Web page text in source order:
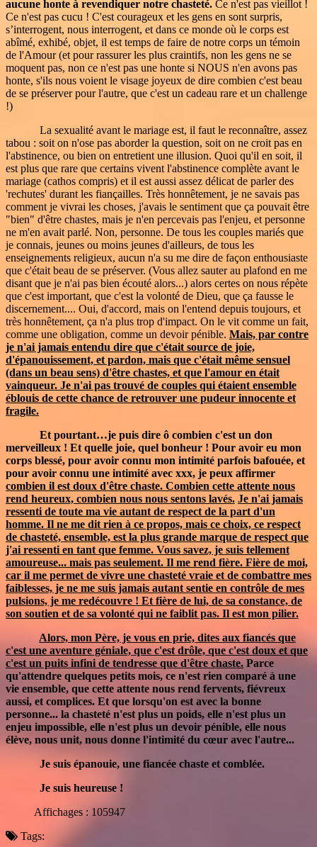
aucune honte à revendiquer notre chasteté. Ce n'est pas vieillot !
Ce n'est pas cucu ! C'est courageux et les gens en sont surpris,
s’interrogent, nous interrogent, et dans ce monde où le corps est
abîmé, exhibé, objet, il est temps de faire de notre corps un témoin
de l'Amour (et pour rassurer les plus craintifs, non les gens ne se
moquent pas, non ce n'est pas une honte si NOUS n'en avons pas
honte, s'ils nous voient le visage joyeux de dire combien c'est beau
de se préserver pour l'autre, que c'est un cadeau rare et un challenge
!)
La sexualité avant le mariage est, il faut le reconnaître, assez
tabou : soit on n'ose pas aborder la question, soit on ne croit pas en
l'abstinence, ou bien on entretient une illusion. Quoi qu'il en soit, il
est plus que rare que certains vivent l'abstinence complète avant le
mariage (cathos compris) et il est aussi assez délicat de parler des
'rechutes' durant les fiançailles. Très honnêtement, je ne savais pas
comment je vivrai les choses, j'avais le sentiment que ça pouvait être
"bien" d'être chastes, mais je n'en percevais pas l'enjeu, et personne
ne m'en avait parlé. Non, personne. De tous les couples mariés que
je connais, jeunes ou moins jeunes d'ailleurs, de tous les
enseignements religieux, aucun n'a su me dire de façon enthousiaste
que c'était beau de se préserver. (Vous allez sauter au plafond en me
disant que je n'ai pas bien écouté alors...) alors certes on nous répète
que c'est important, que c'est la volonté de Dieu, que ça fausse le
discernement.... Oui, d'accord, mais on l'entend depuis toujours, et
très honnêtement, ça n'a plus trop d'impact. On le vit comme un fait,
comme une obligation, comme un devoir pénible. Mais, par contre
je n'ai jamais entendu dire que c'était source de joie,
d'épanouissement, et pardon, mais que c'était même sensuel
(dans un beau sens) d'être chastes, et que l'amour en était
vainqueur. Je n'ai pas trouvé de couples qui étaient ensemble
éblouis de cette chance de retrouver une pudeur innocente et
fragile.
Et pourtant…je puis dire ô combien c'est un don
merveilleux ! Et quelle joie, quel bonheur ! Pour avoir eu mon
corps blessé, pour avoir connu mon intimité parfois bafouée, et
pour avoir connu une intimité avec xxx, je peux affirmer
combien il est doux d'être chaste. Combien cette attente nous
rend heureux, combien nous nous sentons lavés. Je n'ai jamais
ressenti de toute ma vie autant de respect de la part d'un
homme. Il ne me dit rien à ce propos, mais ce choix, ce respect
de chasteté, ensemble, est la plus grande marque de respect que
j'ai ressenti en tant que femme. Vous savez, je suis tellement
amoureuse... mais pas seulement. Il me rend fière. Fière de moi,
car il me permet de vivre une chasteté vraie et de combattre mes
faiblesses, je ne me suis jamais autant sentie en contrôle de mes
pulsions, je me redécouvre ! Et fière de lui, de sa constance, de
son soutien et de sa volonté qui ne faiblit pas. Il est mon pilier.
Alors, mon Père, je vous en prie, dites aux fiancés que
c'est une aventure géniale, que c'est drôle, que c'est doux et que
c'est un puits infini de tendresse que d'être chaste. Parce
qu'attendre quelques petits mois, ce n'est rien comparé à une
vie ensemble, que cette attente nous rend fervents, fiévreux
aussi, et complices. Et que lorsqu'on est avec la bonne
personne... la chasteté n'est plus un poids, elle n'est plus un
enjeu impossible, elle n'est plus un devoir pénible, elle nous
élève, nous unit, nous donne l'intimité du cœur avec l'autre...
Je suis épanouie, une fiancée chaste et comblée.
Je suis heureuse !
Affichages : 105947
Tags: